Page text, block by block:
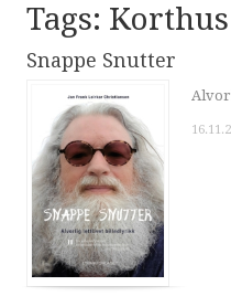
Tags: Korthus
Snappe Snutter